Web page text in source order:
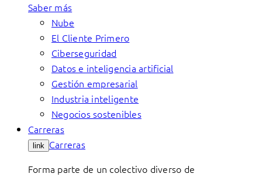
Saber más
Nube
El Cliente Primero
Ciberseguridad
Datos e inteligencia artificial
Gestión empresarial
Industria inteligente
Negocios sostenibles
Carreras
link Carreras
Forma parte de un colectivo diverso de